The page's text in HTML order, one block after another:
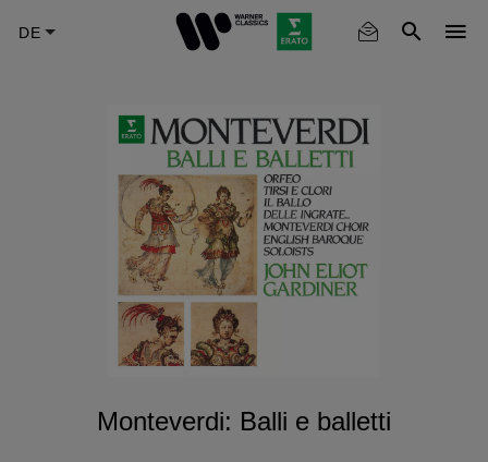
Monteverdi: Balli e balletti